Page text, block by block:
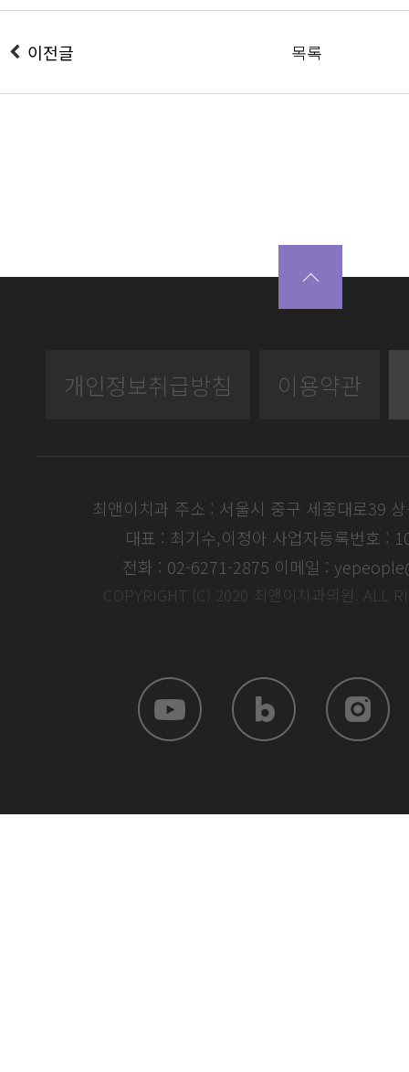
이전글 목록
개인정보취급방침 이용약관
최앤이치과 주소 : 서울시 중구 세종대로39
대표 : 최기수,이정아 사업자등록번호 :
전화 : 02-6271-2875 이메일 :
COPYRIGHT (C) 2020 최앤이치과의원. ALL